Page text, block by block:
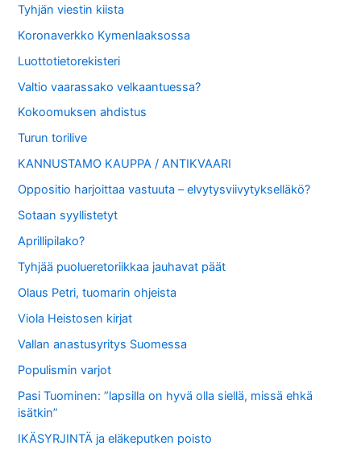
Tyhjän viestin kiista
Koronaverkko Kymenlaaksossa
Luottotietorekisteri
Valtio vaarassako velkaantuessa?
Kokoomuksen ahdistus
Turun torilive
KANNUSTAMO KAUPPA / ANTIKVAARI
Oppositio harjoittaa vastuuta – elvytysviivytykselläkö?
Sotaan syyllistetyt
Aprillipilako?
Tyhjää puolueretoriikkaa jauhavat päät
Olaus Petri, tuomarin ohjeista
Viola Heistosen kirjat
Vallan anastusyritys Suomessa
Populismin varjot
Pasi Tuominen: ”lapsilla on hyvä olla siellä, missä ehkä
isätkin”
IKÄSYRJINTÄ ja eläkeputken poisto